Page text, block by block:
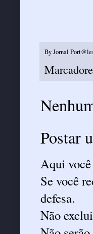
ByJornal
Postar
Aqui você
Se você
defesa.
Não